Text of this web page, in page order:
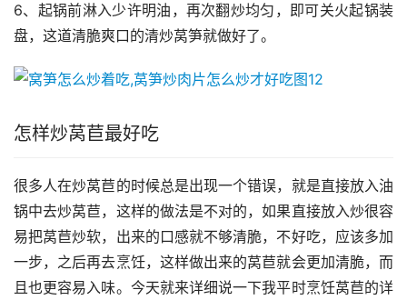
6、起锅前淋入少许明油，再次翻炒均匀，即可关火起锅装
盘，这道清脆爽口的清炒莴笋就做好了。
怎样炒莴苣最好吃
很多人在炒莴苣的时候总是出现一个错误，就是直接放入油
锅中去炒莴苣，这样的做法是不对的，如果直接放入炒很容
易把莴苣炒软，出来的口感就不够清脆，不好吃，应该多加
一步，之后再去烹饪，这样做出来的莴苣就会更加清脆，而
且也更容易入味。今天就来详细说一下我平时烹饪莴苣的详